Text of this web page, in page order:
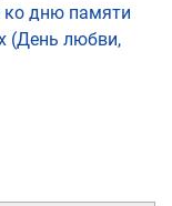
ко дню памяти
(День любви,